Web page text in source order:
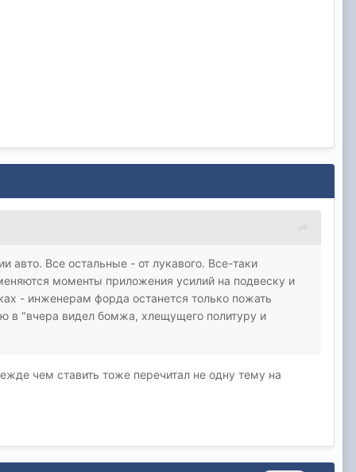
авто. Все остальные - от лукавого. Все-таки
моменты приложения усилий на подвеску и
- инженерам форда останется только пожать
в "вчера видел бомжа, хлещущего политуру и
чем ставить тоже перечитал не одну тему на